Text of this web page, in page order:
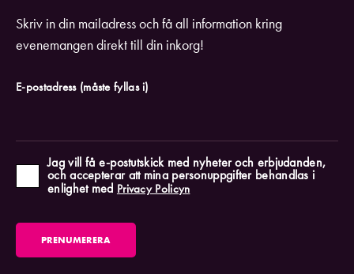
Skriv in din mailadress och få all information kring
evenemangen direkt till din inkorg!
E-postadress (måste fyllas i)
Jag vill få e-postutskick med nyheter och erbjudanden,
och accepterar att mina personuppgifter behandlas i
enlighet med Privacy Policyn
PRENUMERERA